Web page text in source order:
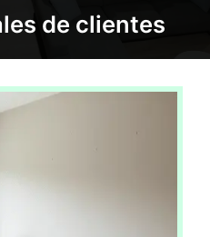
de clientes